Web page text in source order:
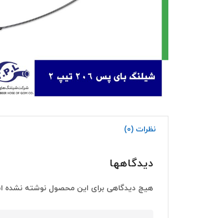
نظرات (0)
دیدگاهها
هیچ دیدگاهی برای این محصول نوشته نشده